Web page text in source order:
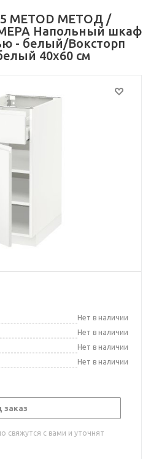
METOD МЕТОД /
Напольный шкаф
- белый/Воксторп
40x60 см
Нет в наличии
Нет в наличии
Нет в наличии
Нет в наличии
заказ
свяжутся с вами и уточнят